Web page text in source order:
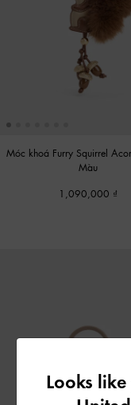
Móc khoá Furry Squirrel
Màu
1,090,000
Looks